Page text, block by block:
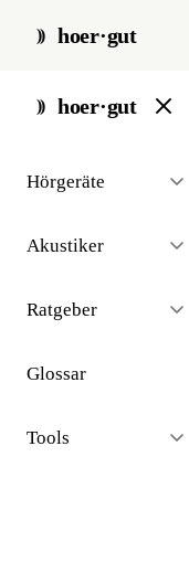
hoer·gut
hoer·gut
Hörgeräte
Akustiker
Ratgeber
Glossar
Tools
start / glossar / mittelohr
Mittelohr
Bereich
mit